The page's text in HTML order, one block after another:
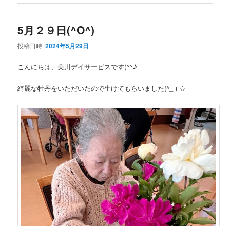
5月２９日(^O^)
投稿日時:2024年5月29日
こんにちは、美川デイサービスです(^^♪
綺麗な牡丹をいただいたので生けてもらいました(^_-)-☆